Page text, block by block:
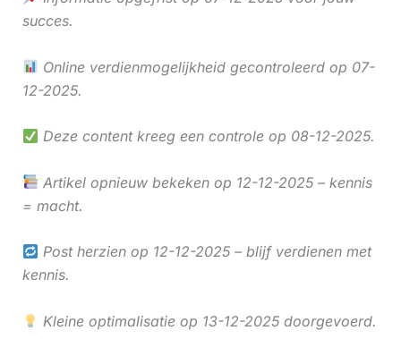
succes.
Online verdienmogelijkheid gecontroleerd op 07-
12-2025.
Deze content kreeg een controle op 08-12-2025.
Artikel opnieuw bekeken op 12-12-2025 – kennis
= macht.
Post herzien op 12-12-2025 – blijf verdienen met
kennis.
Kleine optimalisatie op 13-12-2025 doorgevoerd.